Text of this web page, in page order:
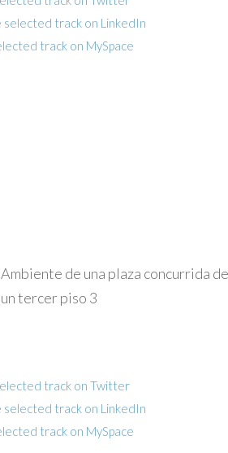
Ambiente de una plaza concurrida
un tercer piso 3